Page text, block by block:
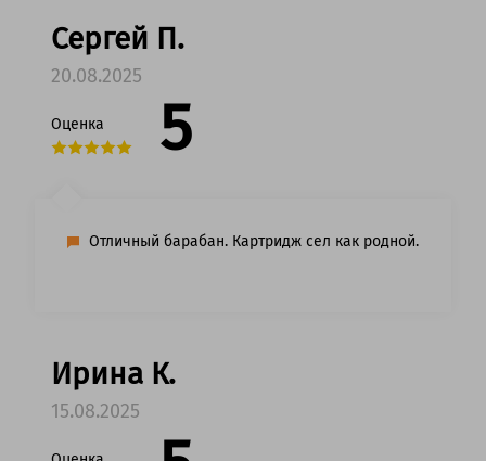
Сергей П.
20.08.2025
Оценка 5
Отличный барабан. Картридж сел как родной.
Ирина К.
15.08.2025